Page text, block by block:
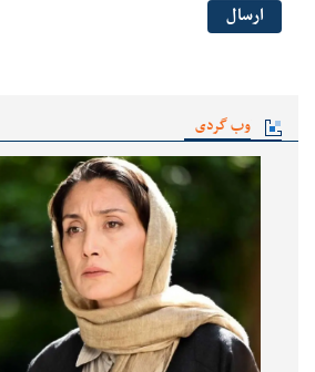
وب گردی
ارسال